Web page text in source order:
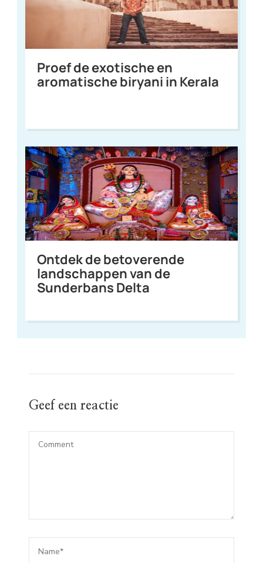
Proef de exotische en
aromatische biryani in Kerala
Ontdek de betoverende
landschappen van de
Sunderbans Delta
Geef een reactie